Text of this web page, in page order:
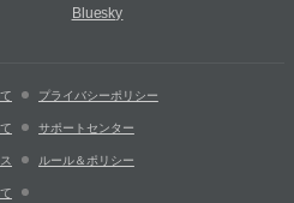
Bluesky
プライバシーポリシー
サポートセンター
ルール＆ポリシー